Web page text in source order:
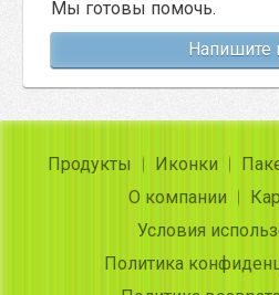
Мы готовы помочь.
Напишите
Продукты Иконки
О компании
Условия
Политика